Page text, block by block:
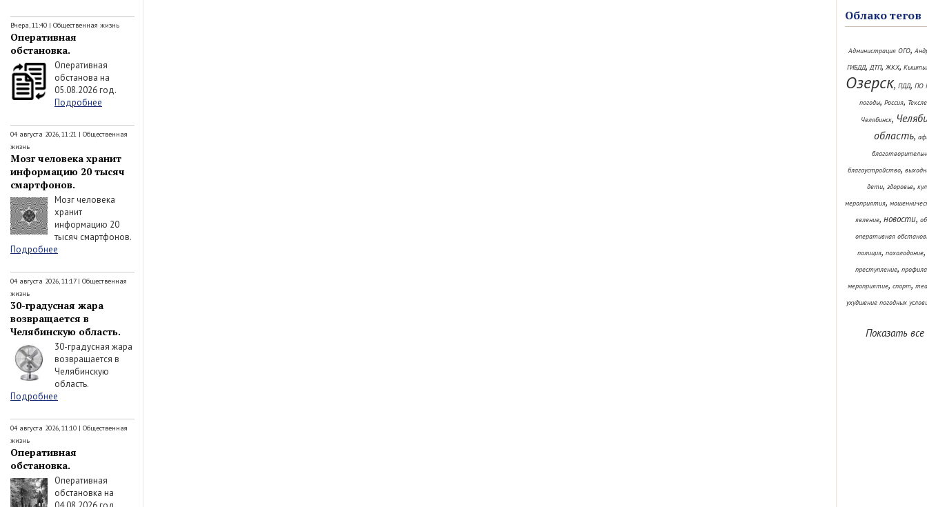
Вчера, 11:40 | Общественная жизнь
Оперативная
обстановка.
Оперативная
обстанова на
05.08.2026 год.
Подробнее
04 августа 2026, 11:21 | Общественная
жизнь
Мозг человека хранит
информацию 20 тысяч
смартфонов.
Мозг человека
хранит
информацию 20
тысяч смартфонов.
Подробнее
04 августа 2026, 11:17| Общественная
жизнь
30-градусная жара
возвращается в
Челябинскую область.
30-градусная жара
возвращается в
Челябинскую
область.
Подробнее
04 августа 2026, 11:10 | Общественная
жизнь
Оперативная
обстановка.
Оперативная
обстановка на
Облако тегов
Администрация ОГО,
ГИБДД,ДТП, ЖКХ,
Озерск, ПДД, ПО
погоды, Россия,
Челябинск,
область,
благоустройство,
дети, здоровье,
мероприятия,
явление, новости,
оперативная
полиция, похолодание,
преступление,
мероприятие, спорт,
ухудшение погодных
Показать